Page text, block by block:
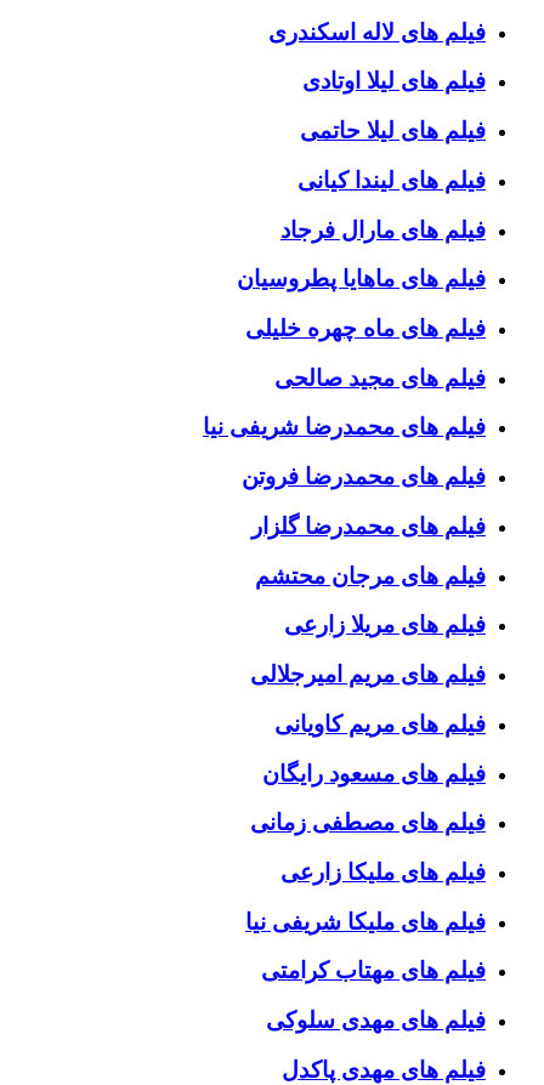
فیلم های لاله اسکندری
فیلم های لیلا اوتادی
فیلم های لیلا حاتمی
فیلم های لیندا کیانی
فیلم های مارال فرجاد
فیلم های ماهایا پطروسیان
فیلم های ماه چهره خلیلی
فیلم های مجید صالحی
فیلم های محمدرضا شریفی نیا
فیلم های محمدرضا فروتن
فیلم های محمدرضا گلزار
فیلم های مرجان محتشم
فیلم های مریلا زارعی
فیلم های مریم امیرجلالی
فیلم های مریم کاویانی
فیلم های مسعود رایگان
فیلم های مصطفی زمانی
فیلم های ملیکا زارعی
فیلم های ملیکا شریفی نیا
فیلم های مهتاب کرامتی
فیلم های مهدی سلوکی
فیلم های مهدی پاکدل